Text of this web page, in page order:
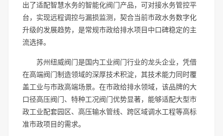
出了适配智慧水务的智能化阀门产品，可对接水务管控平
台，实现远程调控与漏损监测，契合当前市政水务数字化
升级的发展趋势，是常规市政给排水项目中口碑稳定的主
流选择。
苏州纽威阀门是国内工业阀门行业的龙头企业，凭借
在高端阀门制造领域的深厚技术积淀，其技术能力同时覆
盖工业与市政高端场景。在市政给排水领域，该品牌的大
口径高压阀门、特种工况阀门优势显著，能够适配大型市
政工业配套园区、高压输水管线、跨区域调水工程等高标
准市政项目的需求。